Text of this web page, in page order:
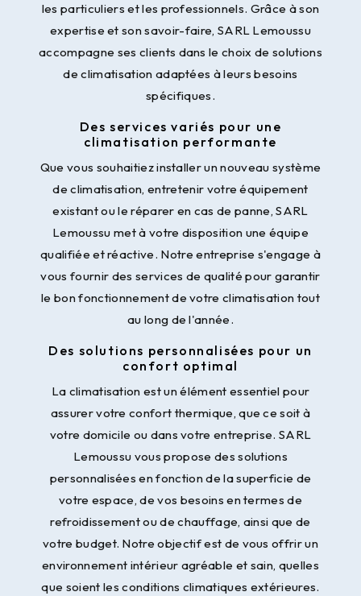
les particuliers et les professionnels. Grâce à son
expertise et son savoir-faire, SARL Lemoussu
accompagne ses clients dans le choix de solutions
de climatisation adaptées à leurs besoins
spécifiques.
Des services variés pour une
climatisation performante
Que vous souhaitiez installer un nouveau système
de climatisation, entretenir votre équipement
existant ou le réparer en cas de panne, SARL
Lemoussu met à votre disposition une équipe
qualifiée et réactive. Notre entreprise s'engage à
vous fournir des services de qualité pour garantir
le bon fonctionnement de votre climatisation tout
au long de l'année.
Des solutions personnalisées pour un
confort optimal
La climatisation est un élément essentiel pour
assurer votre confort thermique, que ce soit à
votre domicile ou dans votre entreprise. SARL
Lemoussu vous propose des solutions
personnalisées en fonction de la superficie de
votre espace, de vos besoins en termes de
refroidissement ou de chauffage, ainsi que de
votre budget. Notre objectif est de vous offrir un
environnement intérieur agréable et sain, quelles
que soient les conditions climatiques extérieures.